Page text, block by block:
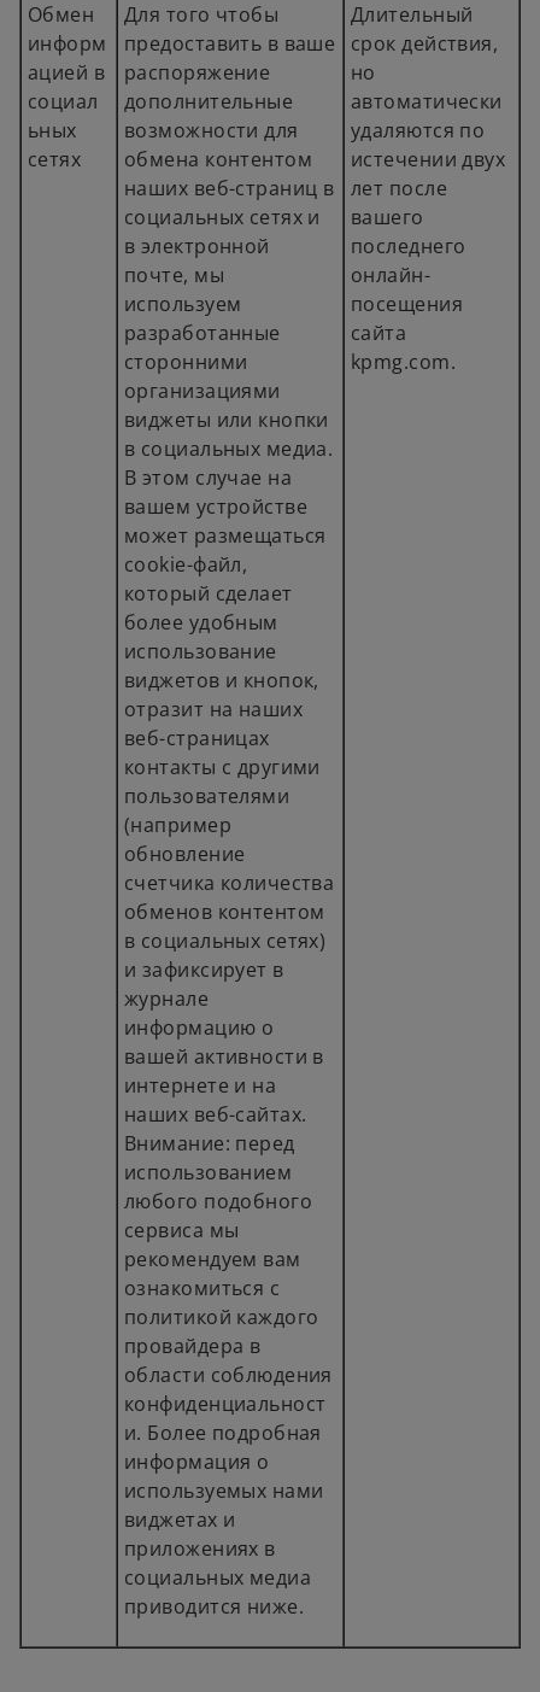
Обмен
информ
ацией в
социал
ьных
сетях
Для того чтобы
предоставить в ваше
распоряжение
дополнительные
возможности для
обмена контентом
наших веб-страниц в
социальных сетях и
в электронной
почте, мы
используем
разработанные
сторонними
организациями
виджеты или кнопки
в социальных медиа.
В этом случае на
вашем устройстве
может размещаться
cookie-файл,
который сделает
более удобным
использование
виджетов и кнопок,
отразит на наших
веб-страницах
контакты с другими
пользователями
(например
обновление
счетчика количества
обменов контентом
в социальных сетях)
и зафиксирует в
журнале
информацию о
вашей активности в
интернете и на
наших веб-сайтах.
Внимание: перед
использованием
любого подобного
сервиса мы
рекомендуем вам
ознакомиться с
политикой каждого
провайдера в
области соблюдения
конфиденциальност
и. Более подробная
информация о
используемых нами
виджетах и
приложениях в
социальных медиа
приводится ниже.
Длительный
срок действия,
но
автоматически
удаляются по
истечении двух
лет после
вашего
последнего
онлайн-
посещения
сайта
kpmg.com.